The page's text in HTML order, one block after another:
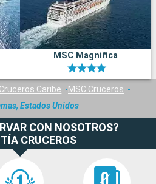
MSC Magnifica
Cruceros Caribe
MSC Cruceros
Estados Unidos
CON NOSOTROS?
CRUCEROS